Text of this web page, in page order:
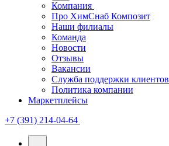
Компания
Про ХимСнаб Композит
Наши филиалы
Команда
Новости
Отзывы
Вакансии
Служба поддержки клиентов
Политика компании
Маркетплейсы
+7 (391) 214-04-64